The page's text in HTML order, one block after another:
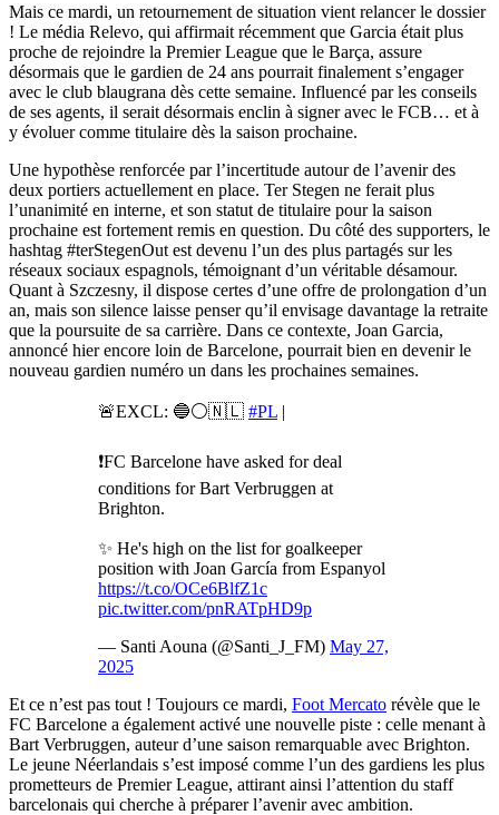
Mais ce mardi, un retournement de situation vient relancer le dossier
! Le média Relevo, qui affirmait récemment que Garcia était plus
proche de rejoindre la Premier League que le Barça, assure
désormais que le gardien de 24 ans pourrait finalement s’engager
avec le club blaugrana dès cette semaine. Influencé par les conseils
de ses agents, il serait désormais enclin à signer avec le FCB… et à
y évoluer comme titulaire dès la saison prochaine.
Une hypothèse renforcée par l’incertitude autour de l’avenir des
deux portiers actuellement en place. Ter Stegen ne ferait plus
l’unanimité en interne, et son statut de titulaire pour la saison
prochaine est fortement remis en question. Du côté des supporters, le
hashtag #terStegenOut est devenu l’un des plus partagés sur les
réseaux sociaux espagnols, témoignant d’un véritable désamour.
Quant à Szczesny, il dispose certes d’une offre de prolongation d’un
an, mais son silence laisse penser qu’il envisage davantage la retraite
que la poursuite de sa carrière. Dans ce contexte, Joan Garcia,
annoncé hier encore loin de Barcelone, pourrait bien en devenir le
nouveau gardien numéro un dans les prochaines semaines.
🚨EXCL: 🔵⚪️🇳🇱 #PL |
❗️FC Barcelone have asked for deal
conditions for Bart Verbruggen at
Brighton.
✨️ He's high on the list for goalkeeper
position with Joan García from Espanyol
https://t.co/OCe6BlfZ1c
pic.twitter.com/pnRATpHD9p
— Santi Aouna (@Santi_J_FM) May 27,
2025
Et ce n’est pas tout ! Toujours ce mardi, Foot Mercato révèle que le
FC Barcelone a également activé une nouvelle piste : celle menant à
Bart Verbruggen, auteur d’une saison remarquable avec Brighton.
Le jeune Néerlandais s’est imposé comme l’un des gardiens les plus
prometteurs de Premier League, attirant ainsi l’attention du staff
barcelonais qui cherche à préparer l’avenir avec ambition.